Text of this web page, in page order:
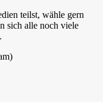
teilst, wähle gern
sich alle noch viele